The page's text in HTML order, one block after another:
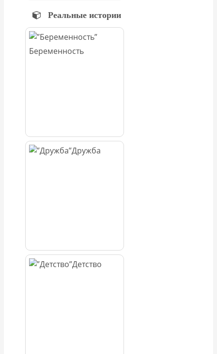
Реальные истории
Беременность
Дружба
Детство